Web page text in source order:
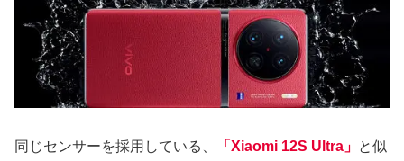
同じセンサーを採用している、 「Xiaomi 12S Ultra」 と似